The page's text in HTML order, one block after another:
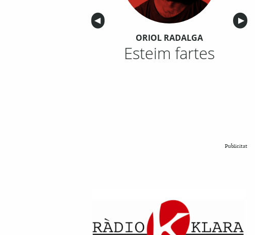
Anterior
◀︎ ▶︎
ORIOL RADALGA
Esteim fartes
Publicitat